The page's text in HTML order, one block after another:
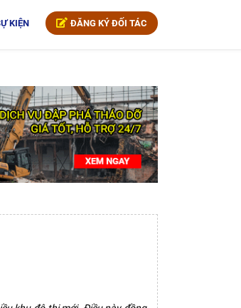
KIỆN ĐĂNG KÝ ĐỐI TÁC